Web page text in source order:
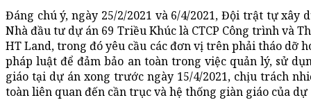
Đáng chú ý, ngày 25/2/2021 và 6/4/2021, Đội trật tự xây
Nhà đầu tư dự án 69 Triều Khúc là CTCP Công trình và
HT Land, trong đó yêu cầu các đơn vị trên phải tháo dỡ
pháp luật để đảm bảo an toàn trong việc quản lý, sử
giáo tại dự án xong trước ngày 15/4/2021, chịu trách
toàn liên quan đến cần trục và hệ thống giàn giáo của dự